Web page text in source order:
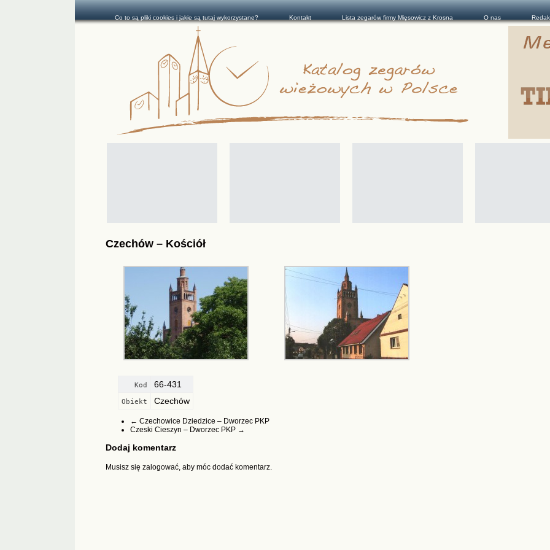
Czechów – Kościół
Kod 66-431
Obiekt Czechów
← Czechowice Dziedzice – Dworzec PKP
Czeski Cieszyn – Dworzec PKP →
Dodaj komentarz
Musisz się zalogować, aby móc dodać komentarz.
Co to są pliki cookies i jakie są tutaj wykorzystane? Kontakt Lista zegarów firmy Mięsowicz z Krosna O nas